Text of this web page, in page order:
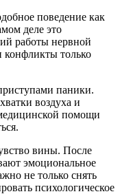
поведение как
деле это
работы нервной
конфликты только
паники.
воздуха и
помощи
вины. После
эмоциональное
не только снять
психологическое